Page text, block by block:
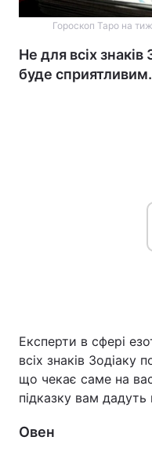
Гороскоп Таро на
Не для всіх
буде сприятливим.
Експерти в сфері
всіх знаків Зодіаку
що чекає саме на
підказку вам дадуть
Овен